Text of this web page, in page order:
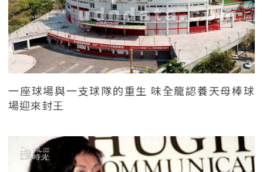
一座球場與一支球隊的重生 味全龍認養天母棒球
場迎來封王